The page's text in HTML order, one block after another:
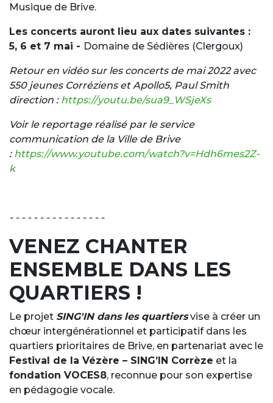
Musique de Brive.
Les concerts auront lieu aux dates suivantes :
5, 6 et 7 mai - Domaine de Sédières (Clergoux)
Retour en vidéo sur les concerts de mai 2022 avec
550 jeunes Corréziens et Apollo5, Paul Smith
direction : https://youtu.be/sua9_WSjeXs
Voir le reportage réalisé par le service
communication de la Ville de Brive
: https://www.youtube.com/watch?v=Hdh6mes2Z-
k
- - - - - - - - - - - - - - - -
VENEZ CHANTER
ENSEMBLE DANS LES
QUARTIERS !
Le projet SING'IN dans les quartiersvise à créer un
chœur intergénérationnel et participatif dans les
quartiers prioritaires de Brive, en partenariat avec le
Festival de la Vézère – SING’IN Corrèze et la
fondation VOCES8, reconnue pour son expertise
en pédagogie vocale.